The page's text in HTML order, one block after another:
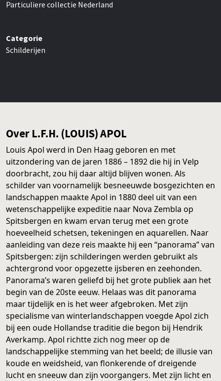
Particuliere collectie Nederland
Categorie
Schilderijen
Over L.F.H. (LOUIS) APOL
Louis Apol werd in Den Haag geboren en met
uitzondering van de jaren 1886 – 1892 die hij in Velp
doorbracht, zou hij daar altijd blijven wonen. Als
schilder van voornamelijk besneeuwde bosgezichten en
landschappen maakte Apol in 1880 deel uit van een
wetenschappelijke expeditie naar Nova Zembla op
Spitsbergen en kwam ervan terug met een grote
hoeveelheid schetsen, tekeningen en aquarellen. Naar
aanleiding van deze reis maakte hij een “panorama” van
Spitsbergen: zijn schilderingen werden gebruikt als
achtergrond voor opgezette ijsberen en zeehonden.
Panorama’s waren geliefd bij het grote publiek aan het
begin van de 20ste eeuw. Helaas was dit panorama
maar tijdelijk en is het weer afgebroken. Met zijn
specialisme van winterlandschappen voegde Apol zich
bij een oude Hollandse traditie die begon bij Hendrik
Averkamp. Apol richtte zich nog meer op de
landschappelijke stemming van het beeld; de illusie van
koude en weidsheid, van flonkerende of dreigende
lucht en sneeuw dan zijn voorgangers. Met zijn licht en